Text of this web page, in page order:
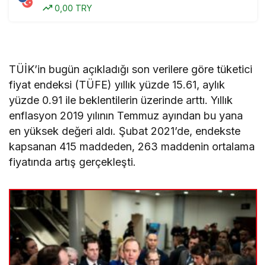
0,00 TRY
TÜİK’in bugün açıkladığı son verilere göre tüketici
fiyat endeksi (TÜFE) yıllık yüzde 15.61, aylık
yüzde 0.91 ile beklentilerin üzerinde arttı. Yıllık
enflasyon 2019 yılının Temmuz ayından bu yana
en yüksek değeri aldı. Şubat 2021’de, endekste
kapsanan 415 maddeden, 263 maddenin ortalama
fiyatında artış gerçekleşti.